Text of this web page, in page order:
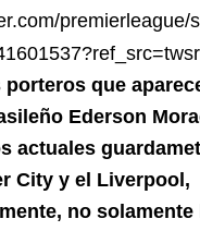
premierleague/
porteros que
Ederson
actuales
City y el Liverpool,
no solamente